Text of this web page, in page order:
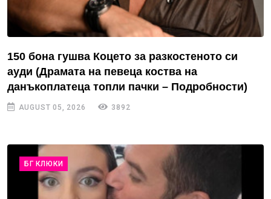
150 бона гушва Коцето за разкостеното си
ауди (Драмата на певеца коства на
данъкоплатеца топли пачки – Подробности)
AUGUST 05, 2026 3892
БГ КЛЮКИ